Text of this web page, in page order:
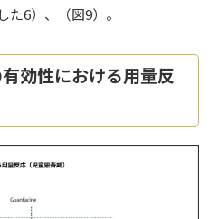
6）、（図9）。
効性における用量反